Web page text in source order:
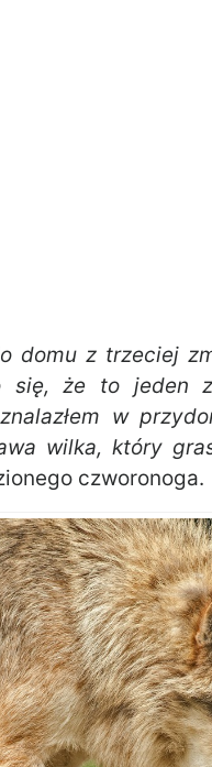
domu z trzeciej
się, że to jeden
w
wilka, który
czworonoga.